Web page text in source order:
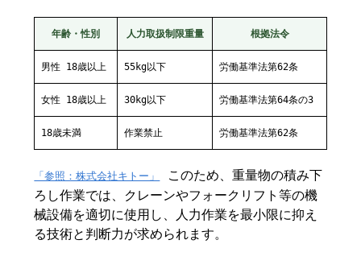
年齢・性別 人力取扱制限重量 根拠法令
男性 18歳以上 55kg以下 労働基準法第62条
女性 18歳以上 30kg以下 労働基準法第64条の3
18歳未満 作業禁止 労働基準法第62条
「参照：株式会社キトー」
このため、重量物の積み下
ろし作業では、クレーンやフォークリフト等の機
械設備を適切に使用し、人力作業を最小限に抑え
る技術と判断力が求められます。